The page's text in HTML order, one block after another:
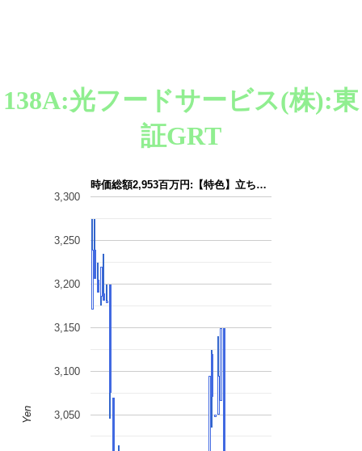
138A:光フードサービス(株):東
証GRT
時価総額2,953百万円:【特色】立ち…
3,050
3,100
3,150
3,200
3,250
3,300
Yen